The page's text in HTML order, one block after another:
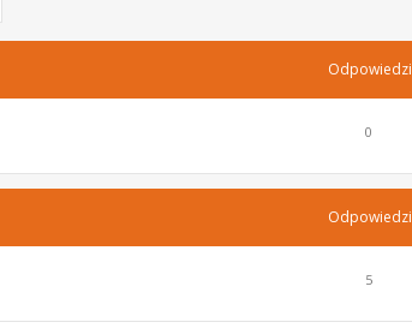
Odpowiedzi
0
Odpowiedzi
5